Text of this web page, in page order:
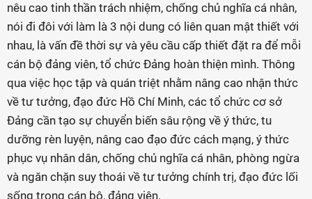
nêu cao tinh thần trách nhiệm, chống chủ nghĩa cá nhân,
nói đi đôi với làm là 3 nội dung có liên quan mật thiết với
nhau, là vấn đề thời sự và yêu cầu cấp thiết đặt ra để mỗi
cán bộ đảng viên, tổ chức Đảng hoàn thiện mình. Thông
qua việc học tập và quán triệt nhằm nâng cao nhận thức
về tư tưởng, đạo đức Hồ Chí Minh, các tổ chức cơ sở
Đảng cần tạo sự chuyển biến sâu rộng về ý thức, tu
dưỡng rèn luyện, nâng cao đạo đức cách mạng, ý thức
phục vụ nhân dân, chống chủ nghĩa cá nhân, phòng ngừa
và ngăn chặn suy thoái về tư tưởng chính trị, đạo đức lối
sống trong cán bộ, đảng viên.